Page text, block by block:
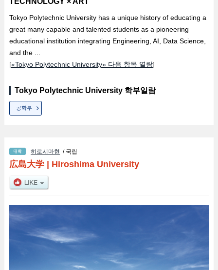
Tokyo Polytechnic University has a unique history of educating a
great many capable and talented students as a pioneering
educational institution integrating Engineering, AI, Data Science,
and the ...
[«Tokyo Polytechnic University» 다음 항목 열람]
Tokyo Polytechnic University 학부일람
공학부
히로시마현 / 국립
広島大学| Hiroshima University